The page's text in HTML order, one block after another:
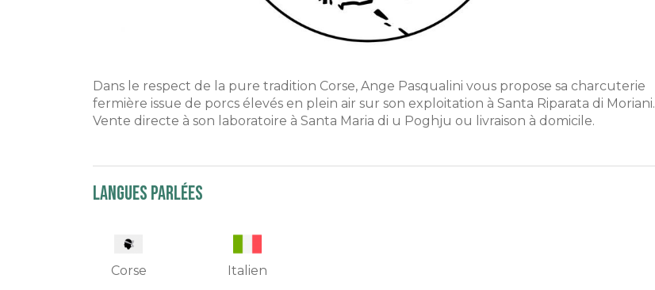
Dans le respect de la pure tradition Corse, Ange Pasqualini vous propose sa charcuterie
fermière issue de porcs élevés en plein air sur son exploitation à Santa Riparata di Moriani.
Vente directe à son laboratoire à Santa Maria di u Poghju ou livraison à domicile.
Langues parlées
Corse Italien